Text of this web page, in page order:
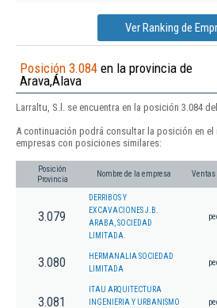
Ver Ranking de
Posición 3.084 en la provincia de
Arava,Álava
Larraltu, S.l. se encuentra en la posición 3.084
A continuación podrá consultar la posición en el
empresas con posiciones similares:
Posición
Provincia
Nombre de la empresa Ventas
3.079
DERRIBOS Y
EXCAVACIONES J.B.
ARABA, SOCIEDAD
LIMITADA.
3.080
HERMANALIA SOCIEDAD
LIMITADA
3.081
ITAU ARQUITECTURA
INGENIERIA Y URBANISMO